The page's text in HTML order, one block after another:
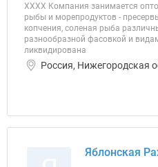
ХХХХ Компания занимается
рыбы и морепродуктов -
копчения, соленая рыба
разнообразной фасовкой и
ликвидирована
Россия, Нижегородская
Яблонская